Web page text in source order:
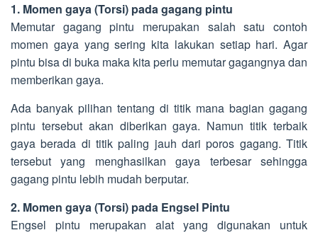
1. Momen gaya (Torsi) pada gagang pintu
Memutar gagang pintu merupakan salah satu contoh
momen gaya yang sering kita lakukan setiap hari. Agar
pintu bisa di buka maka kita perlu memutar gagangnya dan
memberikan gaya.
Ada banyak pilihan tentang di titik mana bagian gagang
pintu tersebut akan diberikan gaya. Namun titik terbaik
gaya berada di titik paling jauh dari poros gagang. Titik
tersebut yang menghasilkan gaya terbesar sehingga
gagang pintu lebih mudah berputar.
2. Momen gaya (Torsi) pada Engsel Pintu
Engsel pintu merupakan alat yang digunakan untuk